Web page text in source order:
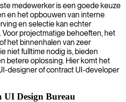
medewerker is een goede keuze
en het opbouwen van interne
en selectie kan echter
Voor projectmatige behoeften, het
het binnenhalen van zeer
niet fulltime nodig is, bieden
betere oplossing. Hier komt het
designer of contract UI-developer
UI Design Bureau